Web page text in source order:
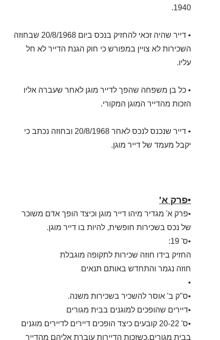
1940.
• דייר שהיה זכאי להחזיק בנכס ביום 20/8/1968 שבחוזה
השכירות לא צויין במפורש כי חוק הגנת הדייר לא חל
עליו.
• כל בן משפחה שהפך לדייר מוגן לאחר שעברה אליו
הזכות מהדייר המוגן המקורי.
• דייר שנכנס לנכס לאחר 20/8/1968 ובחוזה נכתב כי
יקבל מעמד של דייר מוגן.
•פרק א'
•פרק א' מגדיר מיהו דייר מוגן וכיצד הופך אדם משוכר
של נכס בשכירות חופשית, להיות בו דייר מוגן.
•ס' 19:
החזיק בידו חוזה שכירות לתקופה מוגבלת
חוזה נגמר והתחדש באותם תנאים
•
•ס"ק ב' אוסר להשכיר בשכירות משנה.
•דיירים שהופכים למוגנים בבית מגורים
•ס' 20-22 קובעים כיצד הופכים דיירים לדיירים מוגנים
בבית מגורים,כשזכות הדיירות עוברת אליהם מהדייר